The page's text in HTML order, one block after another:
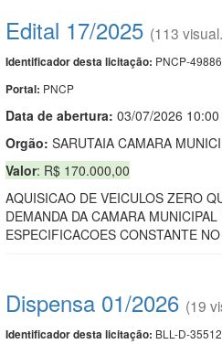
Edital 17/2025 (113
Identificador desta licitação: PNCP-
Portal: PNCP
Data de abertura: 03/07/2026 10:00
Orgão: SARUTAIA CAMARA
Valor: R$ 170.000,00
AQUISICAO DE VEICULOS ZERO
DEMANDA DA CAMARA
ESPECIFICACOES CONSTANTE
Dispensa 01/2026 (19
Identificador desta licitação: BLL-D-